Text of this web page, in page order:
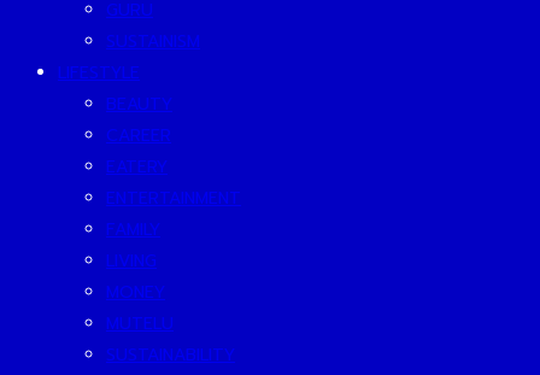
GURU
SUSTAINISM
LIFESTYLE
BEAUTY
CAREER
EATERY
ENTERTAINMENT
FAMILY
LIVING
MONEY
MUTELU
SUSTAINABILITY